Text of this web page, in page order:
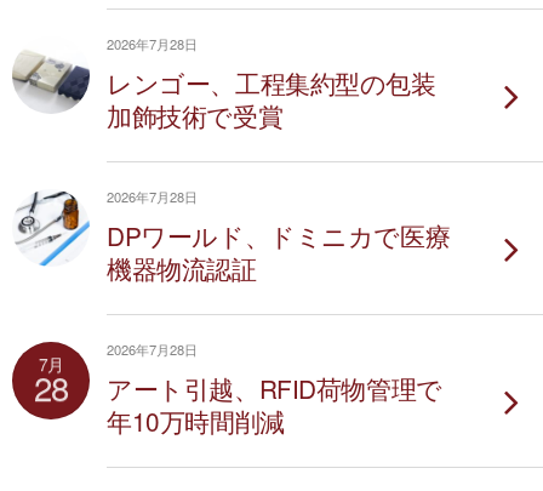
2026年7月28日
レンゴー、工程集約型の包装
加飾技術で受賞
2026年7月28日
DPワールド、ドミニカで医療
機器物流認証
7月
28
2026年7月28日
アート引越、RFID荷物管理で
年10万時間削減